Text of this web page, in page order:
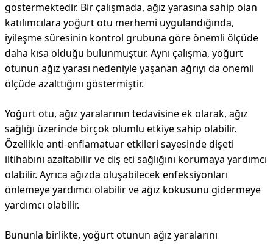
göstermektedir. Bir çalışmada, ağız yarasına sahip olan
katılımcılara yoğurt otu merhemi uygulandığında,
iyileşme süresinin kontrol grubuna göre önemli ölçüde
daha kısa olduğu bulunmuştur. Aynı çalışma, yoğurt
otunun ağız yarası nedeniyle yaşanan ağrıyı da önemli
ölçüde azalttığını göstermiştir.
Yoğurt otu, ağız yaralarının tedavisine ek olarak, ağız
sağlığı üzerinde birçok olumlu etkiye sahip olabilir.
Özellikle anti-enflamatuar etkileri sayesinde dişeti
iltihabını azaltabilir ve diş eti sağlığını korumaya yardımcı
olabilir. Ayrıca ağızda oluşabilecek enfeksiyonları
önlemeye yardımcı olabilir ve ağız kokusunu gidermeye
yardımcı olabilir.
Bununla birlikte, yoğurt otunun ağız yaralarını